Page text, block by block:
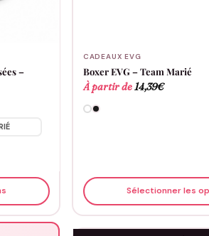
–
CADEAUX EVG
Boxer EVG – Team Marié
À partir de 14,39€
Sélectionner les